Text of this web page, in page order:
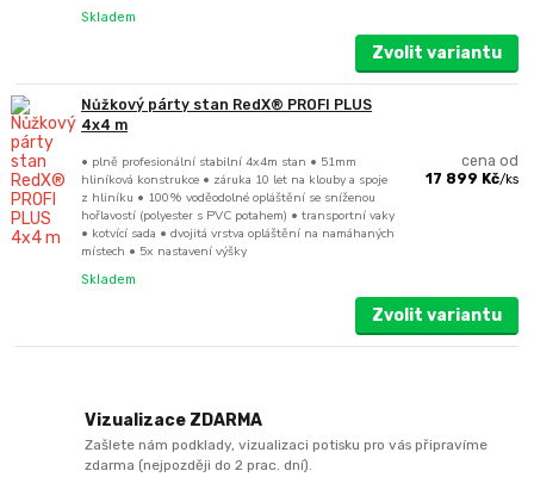
Skladem
Zvolit variantu
Nůžkový párty stan RedX® PROFI PLUS
4x4 m
• plně profesionální stabilní 4x4m stan • 51mm
hliníková konstrukce • záruka 10 let na klouby a spoje
z hliníku • 100% voděodolné opláštění se sníženou
hořlavostí (polyester s PVC potahem) • transportní vaky
• kotvící sada • dvojitá vrstva opláštění na namáhaných
místech • 5x nastavení výšky
cena od
17 899 Kč/ks
Skladem
Zvolit variantu
Vizualizace ZDARMA
Zašlete nám podklady, vizualizaci potisku pro vás připravíme
zdarma (nejpozději do 2 prac. dní).